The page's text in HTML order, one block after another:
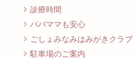
診療時間
パパママも安心
ごしょみなみはみがきクラブ
駐車場のご案内